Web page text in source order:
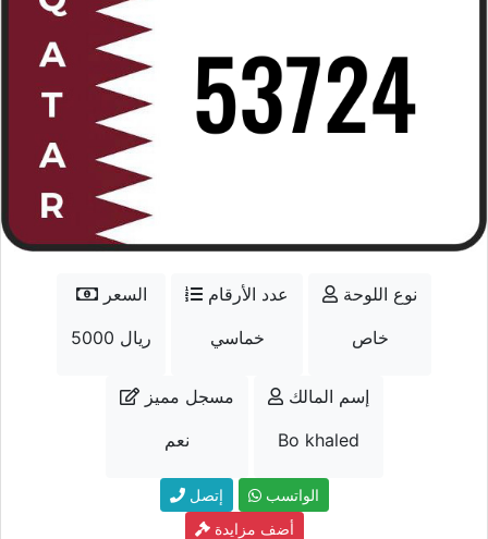
السعر
5000 ريال
عدد الأرقام
خماسي
نوع اللوحة
خاص
مسجل مميز
نعم
إسم المالك
Bo khaled
إتصل
الواتسب
أضف مزايدة